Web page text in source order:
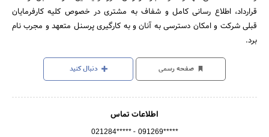
قرارداد، اطلاع رسانی کامل و شفاف به مشتری در خصوص کلیه کارفرمایان
قبلی شرکت و امکان دسترسی به آنان و به کارگیری پرسنل متعهد و مجرب نام
برد.
صفحه رسمی دنبال کنید
اطلاعات تماس
021284***** - 091269*****